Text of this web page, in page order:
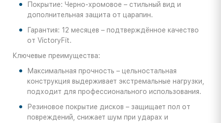
Покрытие: Черно-хромовое – стильный вид и
дополнительная защита от царапин.
Гарантия: 12 месяцев – подтверждённое качество
от VictoryFit.
Ключевые преимущества:
Максимальная прочность – цельностальная
конструкция выдерживает экстремальные нагрузки,
подходит для профессионального использования.
Резиновое покрытие дисков – защищает пол от
повреждений, снижает шум при ударах и